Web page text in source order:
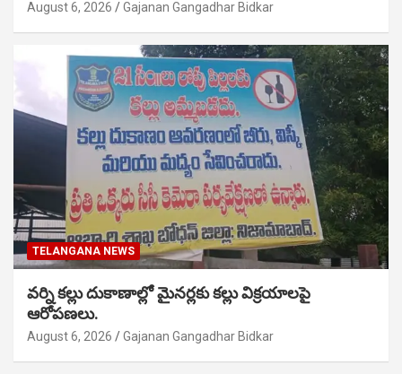
August 6, 2026 Gajanan Gangadhar Bidkar
TELANGANA NEWS
వర్ని కల్లు దుకాణాల్లో మైనర్లకు కల్లు విక్రయాలపై
ఆరోపణలు.
August 6, 2026 Gajanan Gangadhar Bidkar